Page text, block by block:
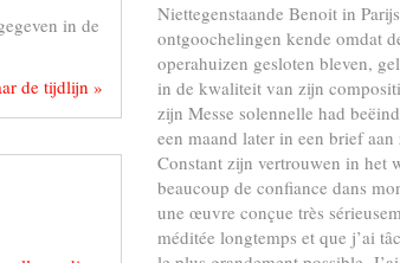
in de
de tijdlijn »
Niettegenstaande Benoit in
ontgoochelingen kende omdat
operahuizen gesloten bleven,
in de kwaliteit van zijn
zijn Messe solennelle had
een maand later in een brief
Constant zijn vertrouwen in het
beaucoup de confiance dans
une œuvre conçue très
méditée longtemps et que j’ai